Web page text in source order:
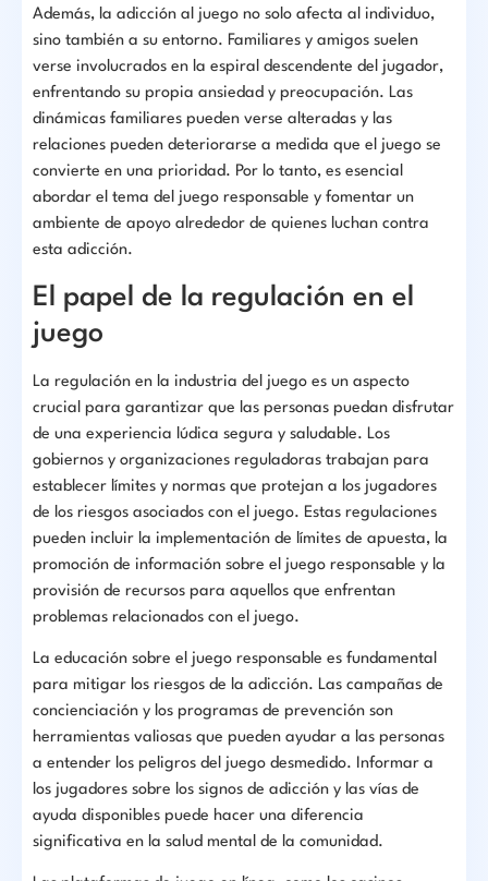
Además, la adicción al juego no solo afecta al individuo,
sino también a su entorno. Familiares y amigos suelen
verse involucrados en la espiral descendente del jugador,
enfrentando su propia ansiedad y preocupación. Las
dinámicas familiares pueden verse alteradas y las
relaciones pueden deteriorarse a medida que el juego se
convierte en una prioridad. Por lo tanto, es esencial
abordar el tema del juego responsable y fomentar un
ambiente de apoyo alrededor de quienes luchan contra
esta adicción.
El papel de la regulación en el
juego
La regulación en la industria del juego es un aspecto
crucial para garantizar que las personas puedan disfrutar
de una experiencia lúdica segura y saludable. Los
gobiernos y organizaciones reguladoras trabajan para
establecer límites y normas que protejan a los jugadores
de los riesgos asociados con el juego. Estas regulaciones
pueden incluir la implementación de límites de apuesta, la
promoción de información sobre el juego responsable y la
provisión de recursos para aquellos que enfrentan
problemas relacionados con el juego.
La educación sobre el juego responsable es fundamental
para mitigar los riesgos de la adicción. Las campañas de
concienciación y los programas de prevención son
herramientas valiosas que pueden ayudar a las personas
a entender los peligros del juego desmedido. Informar a
los jugadores sobre los signos de adicción y las vías de
ayuda disponibles puede hacer una diferencia
significativa en la salud mental de la comunidad.